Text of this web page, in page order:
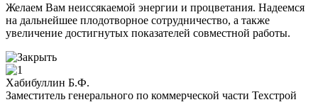
Желаем Вам неиссякаемой энергии и процветания. Надеемся
на дальнейшее плодотворное сотрудничество, а также
увеличение достигнутых показателей совместной работы.
Хабибуллин Б.Ф.
Заместитель генерального по коммерческой части Техстрой